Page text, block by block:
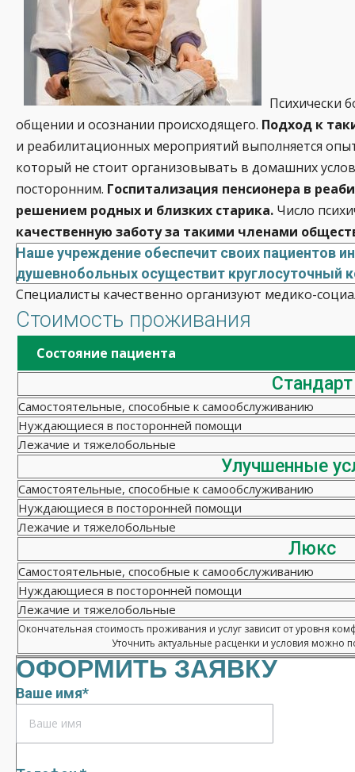
Психически
общении и осознании происходящего. Подход к
и реабилитационных мероприятий выполняется
который не стоит организовывать в домашних
посторонним. Госпитализация пенсионера в
решением родных и близких старика. Число
качественную заботу за такими членами
Наше учреждение обеспечит своих пациентов
душевнобольных осуществит круглосуточный
Специалисты качественно организуют медико-
Стоимость проживания
Состояние пациента
Стандарт
Самостоятельные, способные к самообслуживанию
Нуждающиеся в посторонней помощи
Лежачие и тяжелобольные
Улучшенные
Самостоятельные, способные к самообслуживанию
Нуждающиеся в посторонней помощи
Лежачие и тяжелобольные
Люкс
Самостоятельные, способные к самообслуживанию
Нуждающиеся в посторонней помощи
Лежачие и тяжелобольные
Окончательная стоимость проживания и услуг зависит от уровня
Уточнить актуальные расценки и условия можно
ОФОРМИТЬ ЗАЯВКУ
Ваше имя*